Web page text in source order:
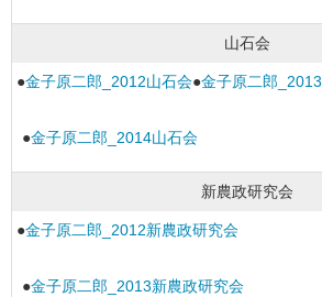
山石会
●金子原二郎_2012山石会●金子原二郎
●金子原二郎_2014山石会
新農政研究会
●金子原二郎_2012新農政研究会
●金子原二郎_2013新農政研究会